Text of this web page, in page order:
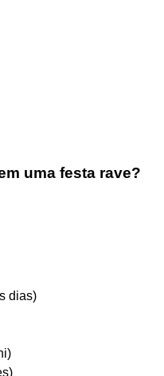
uma festa rave?
dias)